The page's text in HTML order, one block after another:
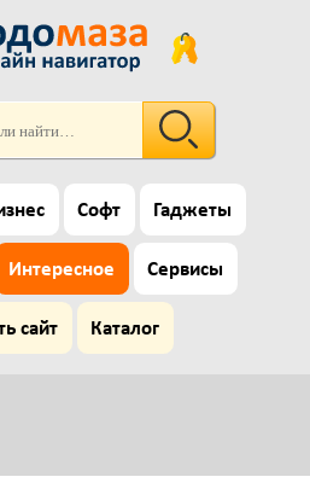
Софт Гаджеты
Интересное Сервисы
сайт Каталог